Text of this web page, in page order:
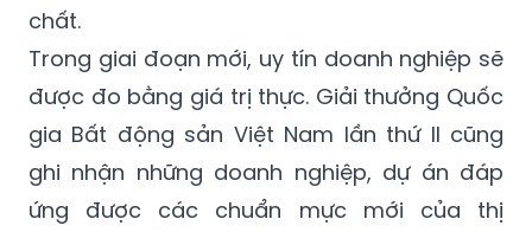
chất.
Trong giai đoạn mới, uy tín doanh nghiệp sẽ
được đo bằng giá trị thực. Giải thưởng Quốc
gia Bất động sản Việt Nam lần thứ II cũng
ghi nhận những doanh nghiệp, dự án đáp
ứng được các chuẩn mực mới của thị